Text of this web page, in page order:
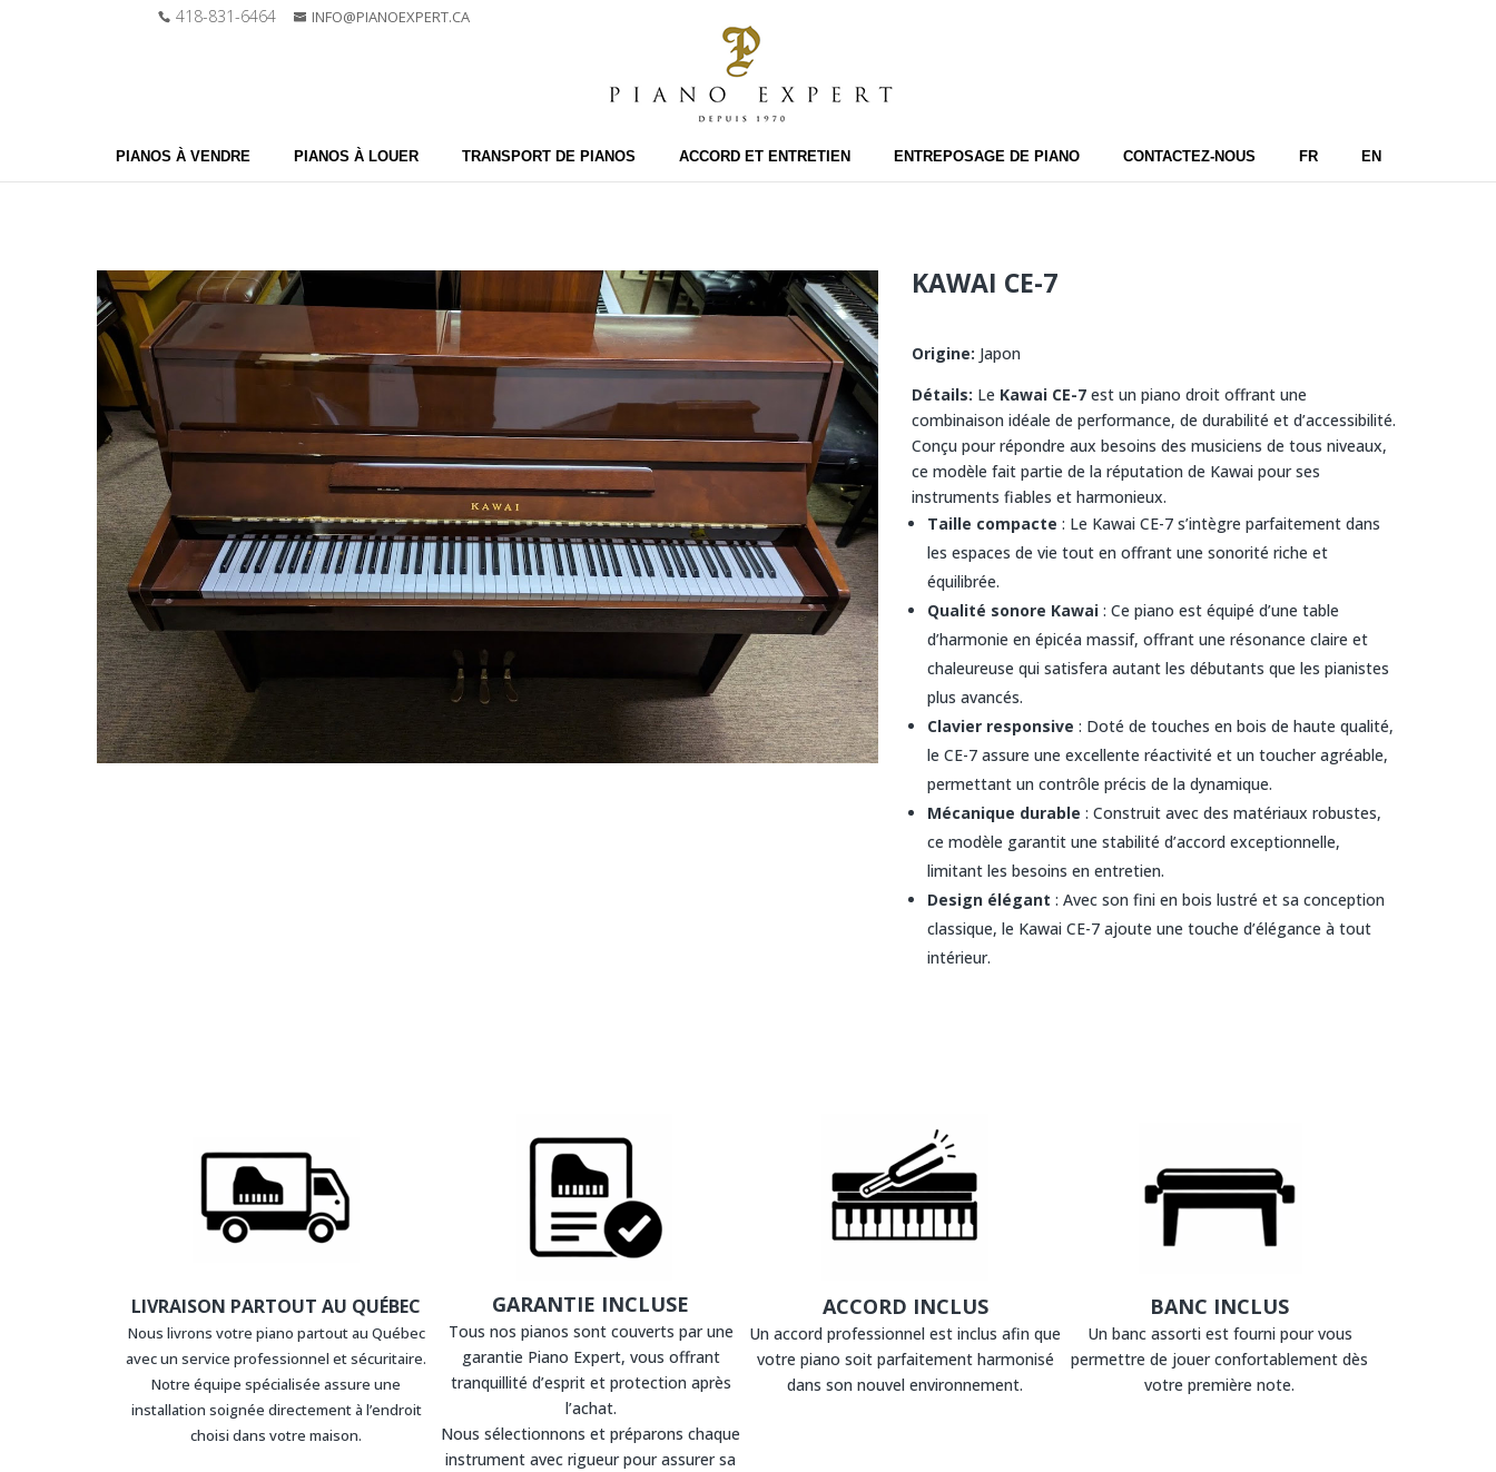
418-831-6464 INFO@PIANOEXPERT.CA
PIANOS À VENDRE PIANOS À LOUER TRANSPORT DE PIANOS ACCORD ET ENTRETIEN ENTREPOSAGE DE PIANO CONTACTEZ-NOUS FR EN
KAWAI CE-7
Origine: Japon
Détails: Le Kawai CE-7 est un piano droit offrant une
combinaison idéale de performance, de durabilité et d’accessibilité.
Conçu pour répondre aux besoins des musiciens de tous niveaux,
ce modèle fait partie de la réputation de Kawai pour ses
instruments fiables et harmonieux.
Taille compacte : Le Kawai CE-7 s’intègre parfaitement dans
les espaces de vie tout en offrant une sonorité riche et
équilibrée.
Qualité sonore Kawai : Ce piano est équipé d’une table
d’harmonie en épicéa massif, offrant une résonance claire et
chaleureuse qui satisfera autant les débutants que les pianistes
plus avancés.
Clavier responsive : Doté de touches en bois de haute qualité,
le CE-7 assure une excellente réactivité et un toucher agréable,
permettant un contrôle précis de la dynamique.
Mécanique durable : Construit avec des matériaux robustes,
ce modèle garantit une stabilité d’accord exceptionnelle,
limitant les besoins en entretien.
Design élégant : Avec son fini en bois lustré et sa conception
classique, le Kawai CE-7 ajoute une touche d’élégance à tout
intérieur.
LIVRAISON PARTOUT AU QUÉBEC
Nous livrons votre piano partout au Québec
avec un service professionnel et sécuritaire.
Notre équipe spécialisée assure une
installation soignée directement à l’endroit
choisi dans votre maison.
GARANTIE INCLUSE
Tous nos pianos sont couverts par une
garantie Piano Expert, vous offrant
tranquillité d’esprit et protection après
l’achat.
Nous sélectionnons et préparons chaque
instrument avec rigueur pour assurer sa
ACCORD INCLUS
Un accord professionnel est inclus afin que
votre piano soit parfaitement harmonisé
dans son nouvel environnement.
BANC INCLUS
Un banc assorti est fourni pour vous
permettre de jouer confortablement dès
votre première note.